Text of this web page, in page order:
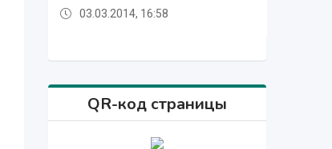
03.03.2014, 16:58
03.03.2014, 16:58
03.03.2014, 16:58
QR-код страницы